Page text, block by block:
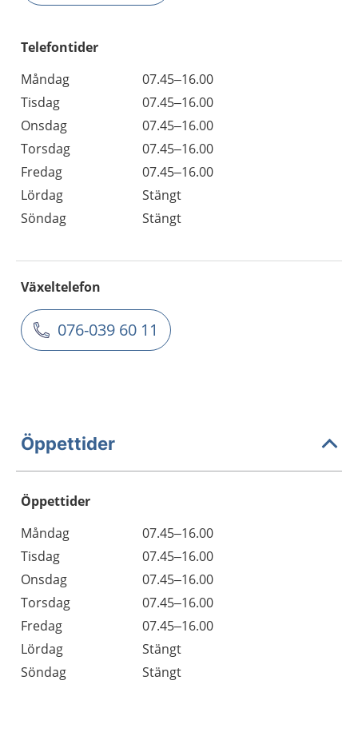
Telefontider
Måndag
07.45–16.00
Tisdag
07.45–16.00
Onsdag
07.45–16.00
Torsdag
07.45–16.00
Fredag
07.45–16.00
Lördag
Stängt
Söndag
Stängt
Växeltelefon
076-039 60 11
Öppettider
Öppettider
Dag
Öppettider
Kommentarer
Måndag
07.45–16.00
Tisdag
07.45–16.00
Onsdag
07.45–16.00
Torsdag
07.45–16.00
Fredag
07.45–16.00
Lördag
Stängt
Söndag
Stängt